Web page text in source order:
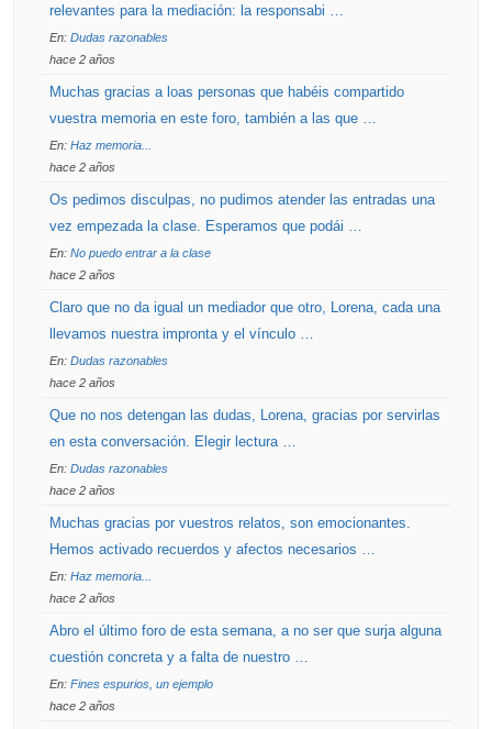
relevantes para la mediación: la responsabi …
En: Dudas razonables
hace 2 años
Muchas gracias a loas personas que habéis compartido
vuestra memoria en este foro, también a las que …
En: Haz memoria...
hace 2 años
Os pedimos disculpas, no pudimos atender las entradas una
vez empezada la clase. Esperamos que podái …
En: No puedo entrar a la clase
hace 2 años
Claro que no da igual un mediador que otro, Lorena, cada una
llevamos nuestra impronta y el vínculo …
En: Dudas razonables
hace 2 años
Que no nos detengan las dudas, Lorena, gracias por servirlas
en esta conversación. Elegir lectura …
En: Dudas razonables
hace 2 años
Muchas gracias por vuestros relatos, son emocionantes.
Hemos activado recuerdos y afectos necesarios …
En: Haz memoria...
hace 2 años
Abro el último foro de esta semana, a no ser que surja alguna
cuestión concreta y a falta de nuestro …
En: Fines espurios, un ejemplo
hace 2 años